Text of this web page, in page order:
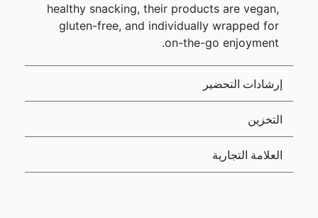
healthy snacking, their products are vegan,
gluten-free, and individually wrapped for
on-the-go enjoyment.
إرشادات التحضير
التخزين
العلامة التجارية